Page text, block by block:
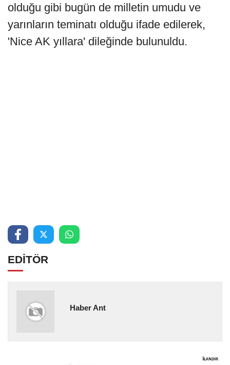
olduğu gibi bugün de milletin umudu ve
yarınların teminatı olduğu ifade edilerek,
'Nice AK yıllara' dileğinde bulunuldu.
EDİTÖR
Haber Ant